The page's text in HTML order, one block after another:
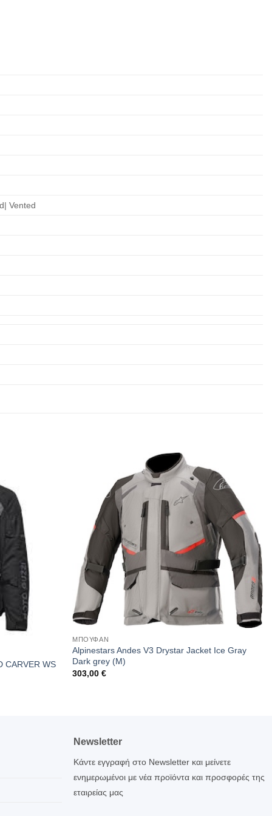
Vented
CARVER WS
ΜΠΟΥΦΑΝ
Alpinestars Andes V3 Drystar Jacket Ice Gray
Dark grey (M)
303,00€
Newsletter
Κάντε εγγραφή στο Newsletter και μείνετε
ενημερωμένοι με νέα προϊόντα και προσφορές της
εταιρείας μας